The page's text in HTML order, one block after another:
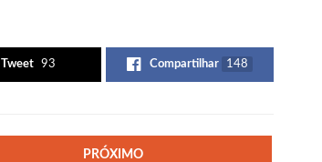
Tweet 93 Compartilhar 148
PRÓXIMO